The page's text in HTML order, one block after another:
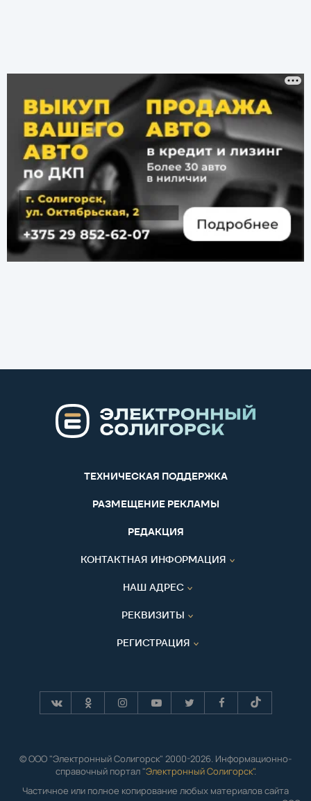
ТЕХНИЧЕСКАЯ ПОДДЕРЖКА
РАЗМЕЩЕНИЕ РЕКЛАМЫ
РЕДАКЦИЯ
КОНТАКТНАЯ ИНФОРМАЦИЯ
НАШ АДРЕС
РЕКВИЗИТЫ
РЕГИСТРАЦИЯ
© ООО "Электронный Солигорск" 2000-2026. Информационно-
справочный портал "Электронный Солигорск".
Частичное или полное копирование любых материалов сайта